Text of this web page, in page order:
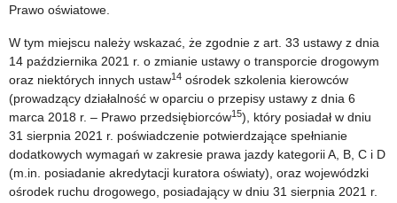
Prawo oświatowe.
W tym miejscu należy wskazać, że zgodnie z art. 33 ustawy z dnia
14 października 2021 r. o zmianie ustawy o transporcie drogowym
oraz niektórych innych ustaw14 ośrodek szkolenia kierowców
(prowadzący działalność w oparciu o przepisy ustawy z dnia 6
marca 2018 r. – Prawo przedsiębiorców15), który posiadał w dniu
31 sierpnia 2021 r. poświadczenie potwierdzające spełnianie
dodatkowych wymagań w zakresie prawa jazdy kategorii A, B, C i D
(m.in. posiadanie akredytacji kuratora oświaty), oraz wojewódzki
ośrodek ruchu drogowego, posiadający w dniu 31 sierpnia 2021 r.